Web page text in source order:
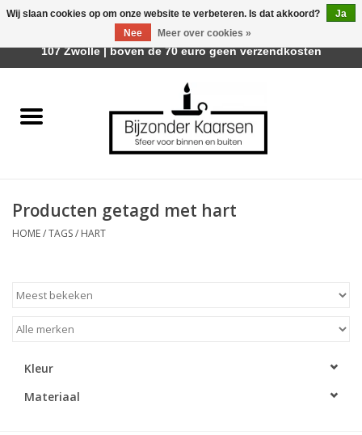
Räder Design Stories
Geurkaarsen
LED Kaarsen
Producten getagd met hart
HOME/TAGS/ HART
Kleur
Materiaal
Wij slaan cookies op om onze website te verbeteren. Is dat akkoord?
Ja
Nee
Meer over cookies »
Afhalen is mogelijk bij Trotz Woon & Cadeau | Belvederelaan
107 Zwolle | boven de 70 euro geen verzendkosten